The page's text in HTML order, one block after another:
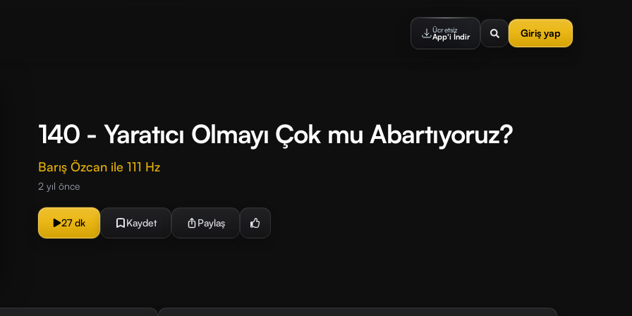
Ücretsiz
App'i İndir Giriş yap
140 - Yaratıcı Olmayı Çok mu Abartıyoruz?
Barış Özcan ile 111 Hz
2 yıl önce
27 dk Kaydet Paylaş